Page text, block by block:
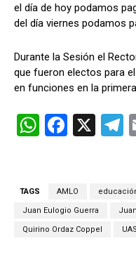
el día de hoy podamos
del día viernes podamos
Durante la Sesión el
que fueron electos para
en funciones en la
W
A
p
F
b
o
o
X
T
a
m
TAGS AMLO
Juan Eulogio Guerra
Quirino Ordaz Coppel UAS